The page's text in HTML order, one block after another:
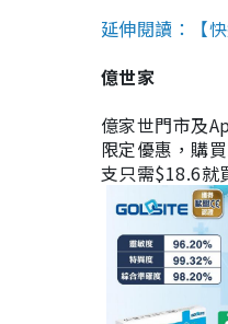
延伸閱讀：【
億世家
億家世門市及
限定優惠，購
支只需$18.6就